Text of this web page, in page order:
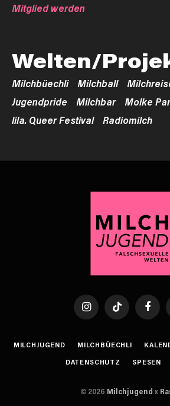
Mitglied werden
Welten/
Milchbüechli Milchball
Jugendpride
Milchbar
Molke
lila. Queer Festival
Radiomilch
InstagramTikTok
MILCHJUGEND MILCHBÜECHLI
DATENSCHUTZ
SPESEN
© 2026 Milchjugend x